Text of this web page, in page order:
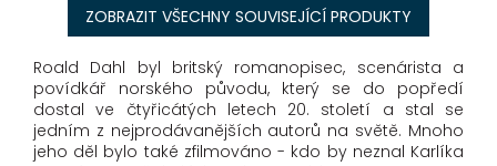
ZOBRAZIT VŠECHNY SOUVISEJÍCÍ PRODUKTY
Roald Dahl byl britský romanopisec, scenárista a
povídkář norského původu, který se do popředí
dostal ve čtyřicátých letech 20. století a stal se
jedním z nejprodávanějších autorů na světě. Mnoho
jeho děl bylo také zfilmováno - kdo by neznal Karlíka